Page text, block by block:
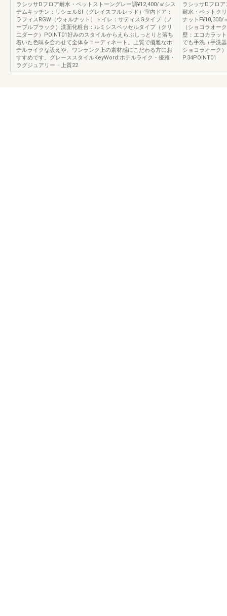
ラシッサDフロア耐水・ペットストーングレー調¥12,400/㎡シス
テムキッチン：リシェルSI（グレイスフルレッド）室内ドア：
ラフィスRGW（ウォルナット）トイレ：サティスGタイプ（ノ
ーブルブラック）洗面化粧台：ルミシスベッセルタイプ（クリ
エダーク）POINT01好みのスタイルからえらぶしっとりと落ち
着いた色味を合わせて全体をコーディネート。上質で優雅なホ
テルライクな設えや、ワンランク上の素材感にこだわる方にお
すすめです。グレーススタイルKeyWord:ホテルライク・優雅・
ラグジュアリー・上質22
ラシッサDフロ
耐水・ペットク
ナットF¥10,300/
（ショコラオー
壁：エコカラッ
でも手洗（手洗
ショコラオーク
P.34POINT01